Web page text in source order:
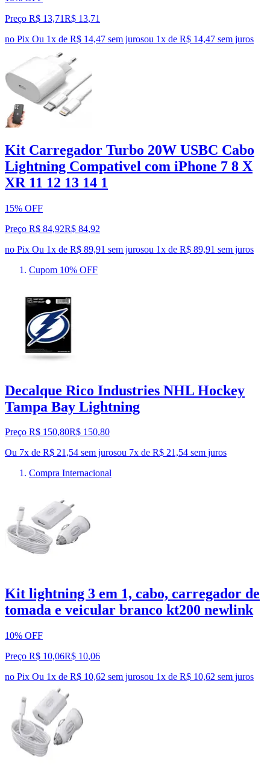
Preço R$ 13,71R$ 13,71
no Pix Ou 1x de R$ 14,47 sem jurosou 1x de R$ 14,47 sem juros
Kit Carregador Turbo 20W USBC Cabo
Lightning Compativel com iPhone 7 8 X
XR 11 12 13 14 1
15% OFF
Preço R$ 84,92R$ 84,92
no Pix Ou 1x de R$ 89,91 sem jurosou 1x de R$ 89,91 sem juros
Cupom 10% OFF
Decalque Rico Industries NHL Hockey
Tampa Bay Lightning
Preço R$ 150,80R$ 150,80
Ou 7x de R$ 21,54 sem jurosou 7x de R$ 21,54 sem juros
Compra Internacional
Kit lightning 3 em 1, cabo, carregador de
tomada e veicular branco kt200 newlink
10% OFF
Preço R$ 10,06R$ 10,06
no Pix Ou 1x de R$ 10,62 sem jurosou 1x de R$ 10,62 sem juros